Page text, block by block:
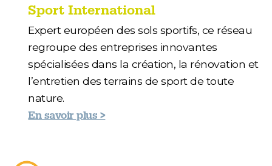
Sport International
Expert européen des sols sportifs, ce réseau
regroupe des entreprises innovantes
spécialisées dans la création, la rénovation et
l’entretien des terrains de sport de toute
nature.
En savoir plus >